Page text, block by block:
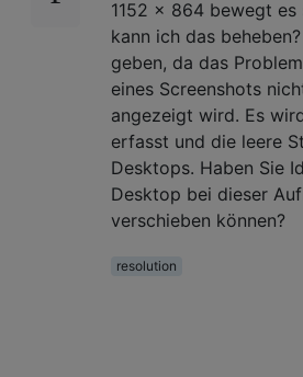
1152 x 864 bewegt es
kann ich das
geben, da das
eines Screenshots
angezeigt wird. Es
erfasst und die leere
Desktops. Haben Sie
Desktop bei dieser
verschieben können?
resolution